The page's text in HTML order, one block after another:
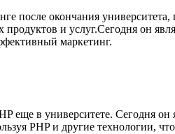
после окончания университета,
продуктов и услуг.Сегодня он
маркетинг.
еще в университете. Сегодня
PHP и другие технологии,